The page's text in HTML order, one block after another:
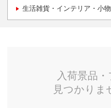
生活雑貨・インテリア・小物